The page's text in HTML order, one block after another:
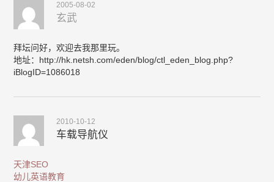
2005-08-02
玄武
拜坛问好，欢迎去我那里玩。
地址：http://hk.netsh.com/eden/blog/ctl_eden_blog.php?
iBlogID=1086018
2010-10-12
车载导航仪
天津SEO
幼儿英语教育